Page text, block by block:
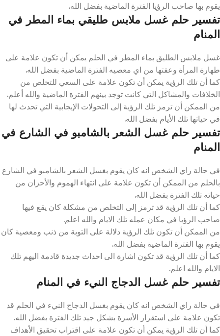
يقوم بها صاحب الرؤيا الفترة الماضية بفضل الله.
تفسير حلم غسل ملابس طليقي بماء المطر في
المنام
غسل ملابس الطليق بماء المطر في الحلم يمكن أن تكون علامة على
طهارة المرأة وعفتها من اي معصيه الفترة الماضية بفضل الله.
كما أن تلك الرؤية يمكن أن تكون علامة على السعي للتخلص من
الخلافات والمشاكل التي كانت توجد بينهم الفترة الماضية والله أعلم.
من الممكن أن ترمز تلك الرؤية إلى التحولات الإيجابية التي تحدث لها
في حياتها تلك الأيام بفضل الله.
تفسير حلم غسل الشعر بالشامبو في الشارع في
المنام
في حالة راي الشخص انه كان يقوم بغسل الشعر بالشامبو في الشارع
بالحلم من الممكن أن تكون علامة على انتهاء الهموم والأحزان من
حياته تلك الفترة بفضل الله.
كما أن تلك الرؤية قد ترمز إلى التخلص من مشكلة كان يقع فيها
صاحب الرؤيا في مكان عمله تلك الايام والله اعلم.
من الممكن أن تكون تلك الرؤية دلالة على التوبة من ذنب ومعصية كان
يقوم بها الفترة الماضية بفضل الله.
كما أن تلك الرؤية قد تكون اشارة الى احداث جديدة قادمة اليهم تلك
الايام والله اعلم.
تفسير حلم غسل الدجاج النيء في المنام
في حالة راي الشخص انه كان يقوم بغسل الدجاج النيء في الحلم قد
تكون علامة على استقرار الأسرة بشكل جيد تلك الفترة بفضل الله.
كما أن تلك الرؤية يمكن أن تكون علامة على اقتراب تحقيق الأهداف